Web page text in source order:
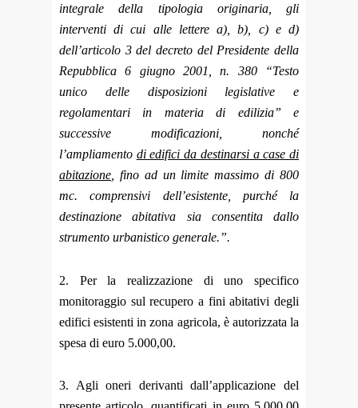
integrale della tipologia originaria, gli
interventi di cui alle lettere a), b), c) e d)
dell’articolo 3 del decreto del Presidente della
Repubblica 6 giugno 2001, n. 380 “Testo
unico delle disposizioni legislative e
regolamentari in materia di edilizia” e
successive modificazioni, nonché
l’ampliamento di edifici da destinarsi a case di
abitazione, fino ad un limite massimo di 800
mc. comprensivi dell’esistente, purché la
destinazione abitativa sia consentita dallo
strumento urbanistico generale.”.
2. Per la realizzazione di uno specifico
monitoraggio sul recupero a fini abitativi degli
edifici esistenti in zona agricola, è autorizzata la
spesa di euro 5.000,00.
3. Agli oneri derivanti dall’applicazione del